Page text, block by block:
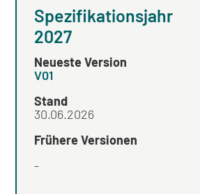
Spezifikationsjahr
2027
Neueste Version
V01
Stand
30.06.2026
Frühere Versionen
-